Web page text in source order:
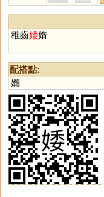
稚齒婑媠
配搭點:
嫷